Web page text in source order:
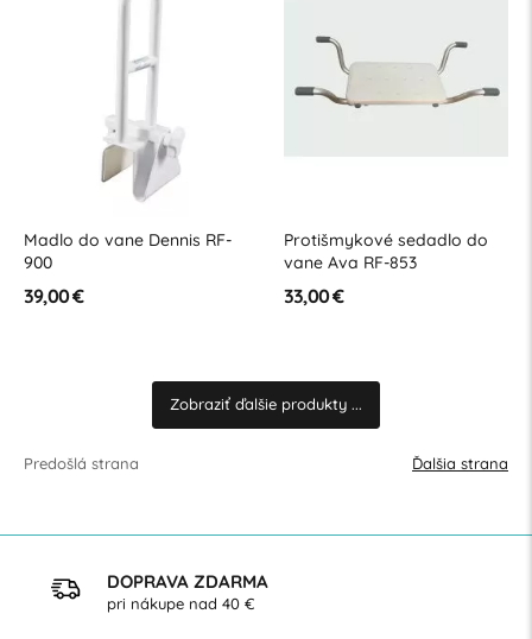
Madlo do vane Dennis RF-
900
39,00 €
Protišmykové sedadlo do
vane Ava RF-853
33,00 €
Zobraziť ďalšie produkty ...
Predošlá strana Ďalšia strana
DOPRAVA ZDARMA
pri nákupe nad 40 €